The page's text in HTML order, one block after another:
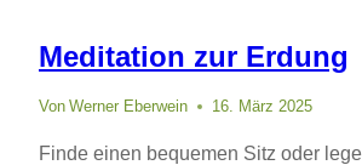
Meditation zur Erdung
Von Werner Eberwein 16. März 2025
Finde einen bequemen Sitz oder